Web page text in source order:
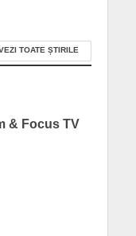
TOATE ȘTIRILE
& Focus TV